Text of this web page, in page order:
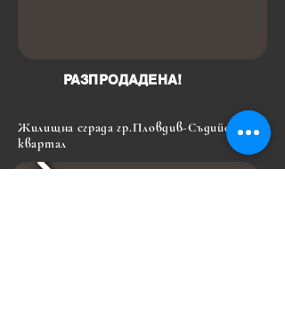
РАЗПРОДАДЕНА!
Жилищна сграда гр.Пловдив-Съдийски
квартал